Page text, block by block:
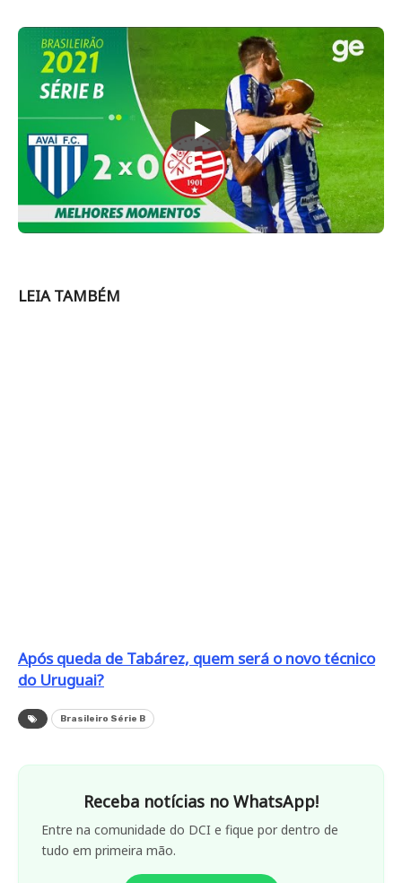
LEIA TAMBÉM
Após queda de Tabárez, quem será o novo técnico
do Uruguai?
Brasileiro Série B
Receba notícias no WhatsApp!
Entre na comunidade do DCI e fique por dentro de
tudo em primeira mão.